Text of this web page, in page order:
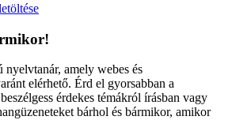
amely webes és
elérhető. Érd el gyorsabban a
érdekes témákról írásban vagy
bárhol és bármikor, amikor